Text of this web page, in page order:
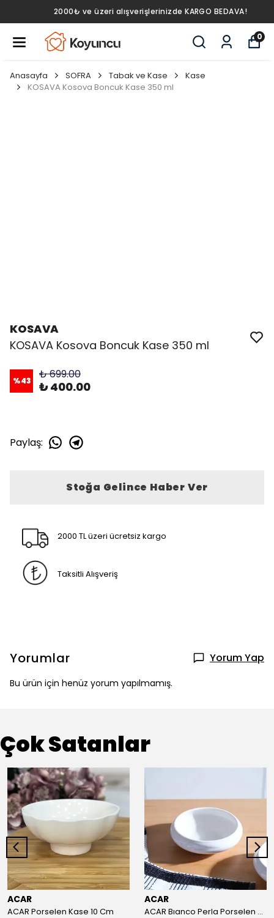
2000₺ ve üzeri alışverişlerinizde KARGO BEDAVA!
0
Anasayfa SOFRA Tabak ve Kase
Kase
KOSAVA Kosova Boncuk Kase 350 ml
KOSAVA
KOSAVA Kosova Boncuk Kase 350 ml
%43 ₺ 699.00
₺ 400.00
Paylaş:
Stoğa Gelince Haber Ver
2000 TL üzeri ücretsiz kargo
Taksitli Alışveriş
Yorumlar Yorum Yap
Bu ürün için henüz yorum yapılmamış.
Çok Satanlar
ACAR
ACAR Porselen Kase 10 Cm
ACAR
ACAR Bıanco Perla Porselen Kase 14x4 Cm